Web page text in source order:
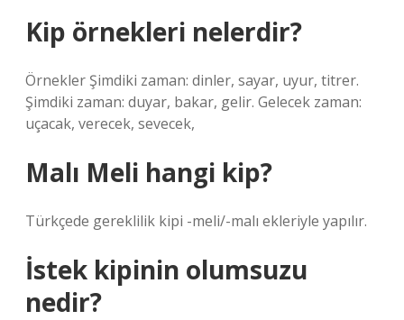
Kip örnekleri nelerdir?
Örnekler Şimdiki zaman: dinler, sayar, uyur, titrer.
Şimdiki zaman: duyar, bakar, gelir. Gelecek zaman:
uçacak, verecek, sevecek,
Malı Meli hangi kip?
Türkçede gereklilik kipi -meli/-malı ekleriyle yapılır.
İstek kipinin olumsuzu
nedir?